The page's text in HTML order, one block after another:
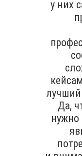
у них
лучший
Да,
нужно